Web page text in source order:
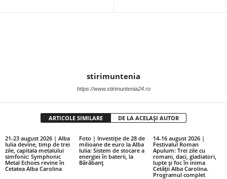
stirimuntenia
https://www.stirimuntenia24.ro
ARTICOLE SIMILARE DE LA ACELAȘI AUTOR
21-23 august 2026 | Alba
Iulia devine, timp de trei
zile, capitala metalului
simfonic: Symphonic
Metal Echoes revine în
Cetatea Alba Carolina
Foto | Investiție de 28 de
milioane de euro la Alba
Iulia: Sistem de stocare a
energiei în baterii, la
Bărăbanț
14-16 august 2026 |
Festivalul Roman
Apulum: Trei zile cu
romani, daci, gladiatori,
lupte și foc în inima
Cetății Alba Carolina.
Programul complet